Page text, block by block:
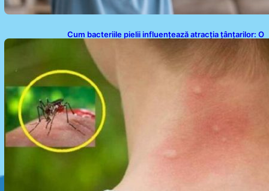
Cum bacteriile pielii influențează atracția țânțarilor: O
nouă viziune asupra alegerii victimelor